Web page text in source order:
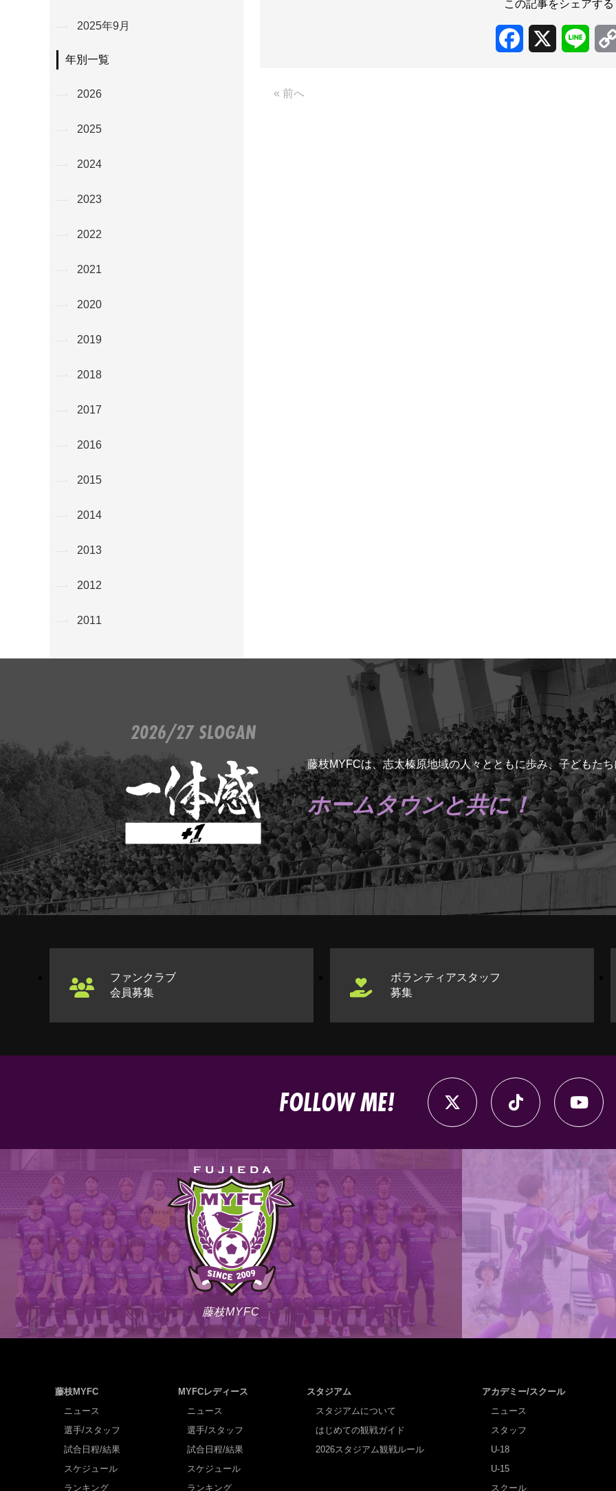
この記事をシェアする
Facebook Line
« 前へ
2025年9月
年別一覧
2026
2025
2024
2023
2022
2021
2020
2019
2018
2017
2016
2015
2014
2013
2012
2011
2026/27 SLOGAN
藤枝MYFCは、志太榛原地域の人々とともに歩み、子どもた
ホームタウンと共に！
ファンクラブ
会員募集
ボランティアスタッフ
募集
FOLLOW ME!
藤枝MYFC
藤枝MYFC
ニュース
選手/スタッフ
試合日程/結果
スケジュール
ランキング
MYFCレディース
ニュース
選手/スタッフ
試合日程/結果
スケジュール
ランキング
スタジアム
スタジアムについて
はじめての観戦ガイド
2026スタジアム観戦ルール
アカデミー/スクール
ニュース
スタッフ
U-18
U-15
スクール